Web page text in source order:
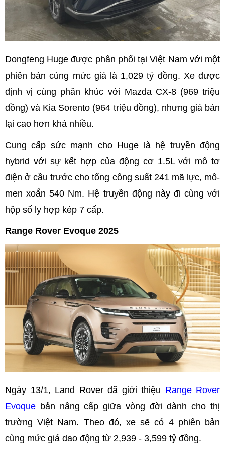
Dongfeng Huge được phân phối tại Việt Nam với một
phiên bản cùng mức giá là 1,029 tỷ đồng. Xe được
định vị cùng phân khúc với Mazda CX-8 (969 triệu
đồng) và Kia Sorento (964 triệu đồng), nhưng giá bán
lại cao hơn khá nhiều.
Cung cấp sức mạnh cho Huge là hệ truyền động
hybrid với sự kết hợp của động cơ 1.5L với mô tơ
điện ở cầu trước cho tổng công suất 241 mã lực, mô-
men xoắn 540 Nm. Hệ truyền động này đi cùng với
hộp số ly hợp kép 7 cấp.
Range Rover Evoque 2025
Ngày 13/1, Land Rover đã giới thiệu Range Rover
Evoque bản nâng cấp giữa vòng đời dành cho thị
trường Việt Nam. Theo đó, xe sẽ có 4 phiên bản
cùng mức giá dao động từ 2,939 - 3,599 tỷ đồng.